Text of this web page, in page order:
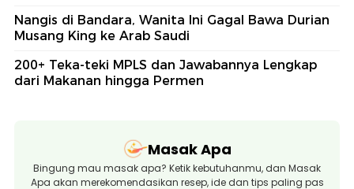
Nangis di Bandara, Wanita Ini Gagal Bawa Durian
Musang King ke Arab Saudi
200+ Teka-teki MPLS dan Jawabannya Lengkap
dari Makanan hingga Permen
Masak Apa
Bingung mau masak apa? Ketik kebutuhanmu, dan Masak
Apa akan merekomendasikan resep, ide dan tips paling pas